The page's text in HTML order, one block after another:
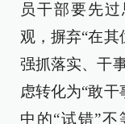
员干部要先
观，摒弃“在
强抓落实、干
虑转化为“敢
中的“试错”不